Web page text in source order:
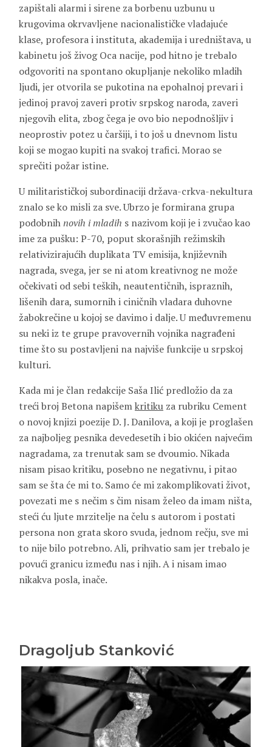
zapištali alarmi i sirene za borbenu uzbunu u
krugovima okrvavljene nacionalističke vladajuće
klase, profesora i instituta, akademija i uredništava, u
kabinetu još živog Oca nacije, pod hitno je trebalo
odgovoriti na spontano okupljanje nekoliko mladih
ljudi, jer otvorila se pukotina na epohalnoj prevari i
jedinoj pravoj zaveri protiv srpskog naroda, zaveri
njegovih elita, zbog čega je ovo bio nepodnošljiv i
neoprostiv potez u čaršiji, i to još u dnevnom listu
koji se mogao kupiti na svakoj trafici. Morao se
sprečiti požar istine.
U militarističkoj subordinaciji država-crkva-nekultura
znalo se ko misli za sve. Ubrzo je formirana grupa
podobnihnovih i mladih s nazivom koji je i zvučao kao
ime za pušku: P-70, poput skorašnjih režimskih
relativizirajućih duplikata TV emisija, književnih
nagrada, svega, jer se ni atom kreativnog ne može
očekivati od sebi teških, neautentičnih, ispraznih,
lišenih dara, sumornih i ciničnih vladara duhovne
žabokrečine u kojoj se davimo i dalje. U međuvremenu
su neki iz te grupe pravovernih vojnika nagrađeni
time što su postavljeni na najviše funkcije u srpskoj
kulturi.
Kada mi je član redakcije Saša Ilić predložio da za
treći broj Betona napišemkritiku za rubriku Cement
o novoj knjizi poezije D. J. Danilova, a koji je proglašen
za najboljeg pesnika devedesetih i bio okićen najvećim
nagradama, za trenutak sam se dvoumio. Nikada
nisam pisao kritiku, posebno ne negativnu, i pitao
sam se šta će mi to. Samo će mi zakomplikovati život,
povezati me s nečim s čim nisam želeo da imam ništa,
steći ću ljute mrzitelje na čelu s autorom i postati
persona non grata skoro svuda, jednom rečju, sve mi
to nije bilo potrebno. Ali, prihvatio sam jer trebalo je
povući granicu između nas i njih. A i nisam imao
nikakva posla, inače.
Dragoljub Stanković